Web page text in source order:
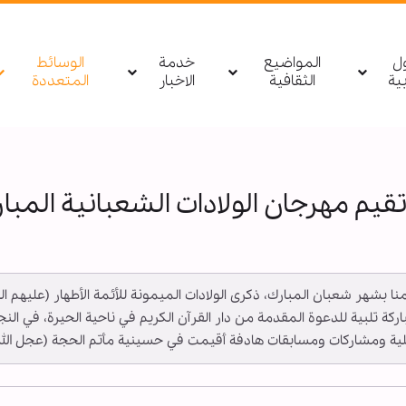
المواضيع
الثقافية
خدمة
الاخبار
الوسائط
المتعددة
مهرجان الولادات الشعبانية
بشهر شعبان المبارك، ذكرى الولادات الميمونة للأئمة الأطهار (عليهم
تلبية للدعوة المقدمة من دار القرآن الكريم في ناحية الحيرة،
ومشاركات ومسابقات هادفة أقيمت في حسينية مأتم الحجة (عجل